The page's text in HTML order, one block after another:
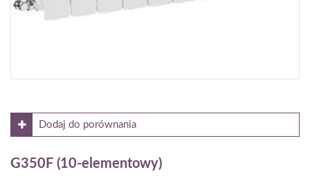
Dodaj do porównania
G350F (10-elementowy)